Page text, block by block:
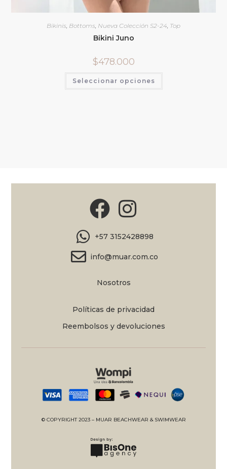
Bikinis, Bottoms, Nueva Colección S2-24, Top
Bikini Juno
$478.000
Seleccionar opciones
+57 3152428898
info@muar.com.co
Nosotros
Políticas de privacidad
Reembolsos y devoluciones
© COPYRIGHT 2023 – MUAR BEACHWEAR & SWIMWEAR